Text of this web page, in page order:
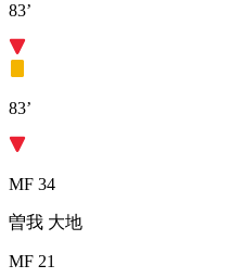
83’
83’
MF 34
曽我 大地
MF 21